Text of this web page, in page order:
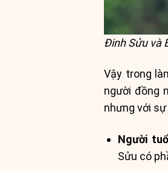
Đinh Sửu và
Vậy trong
người đồng
nhưng với
Người
Sửu có